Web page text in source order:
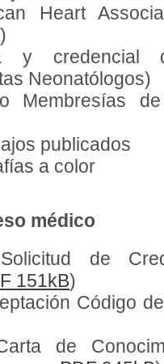
Heart
y credencial
Neonatólogos)
Membresías
publicados
a color
médico
de
151kB)
Código
de